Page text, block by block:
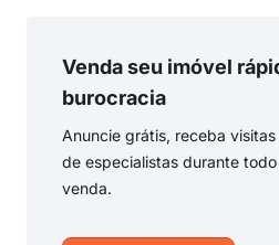
Venda seu imóvel
burocracia
Anuncie grátis, receba
de especialistas durante
venda.